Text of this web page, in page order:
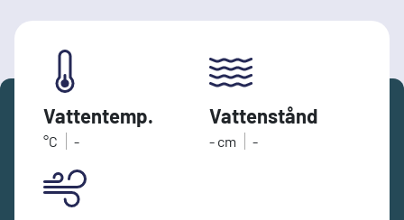
Vattentemp.
°C -
Vattenstånd
- cm -